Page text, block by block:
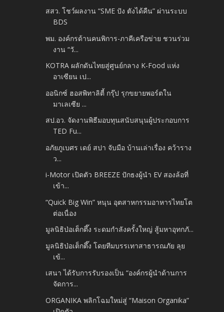
สสว. โชว์ผลงาน “SME ปัง ตังได้คืน” ผ่านระบบ
BDS
พม. องค์กรด้านคนพิการ-ภาคีเครือข่าย ชวนร่วม
งาน “วั...
KOTRA ผลักดันไทยสู่ศูนย์กลาง K-Food แห่ง
อาเซียน เป...
ออนิกซ์ ฮอสพิทาลิตี้ กรุ๊ป รุกขยายพอร์ตใน
มาเลเซีย ...
สป.อว. จัดงานพิธีมอบทุนสนับสนุนผู้ประกอบการ
TED Fu...
อภัยภูเบศร เดย์ สปา จับมือ บ้านเล่าเรื่อง คว้าราง
ว...
i-Motor เปิดตัว BREEZE ปักธงผู้นำ EV สองล้อที่
เข้า...
“Quick Big Win” หนุน อุตสาหกรรมอาหารไทยโต
ต่อเนื่อง
มูลนิธิป่อเต็กตึ๊ง ระดมกำลังครั้งใหญ่ สู้มหาอุทกภั...
มูลนิธิป่อเต็กตึ๊ง โดยทีมบรรเทาสาธารณภัย​ ลุย
เข้...
เสนา ได้รับการรับรองเป็น “องค์กรผู้นำด้านการ
จัดการ...
ORGANIKA พลิกโฉมใหม่สู่ “Maison Organika”